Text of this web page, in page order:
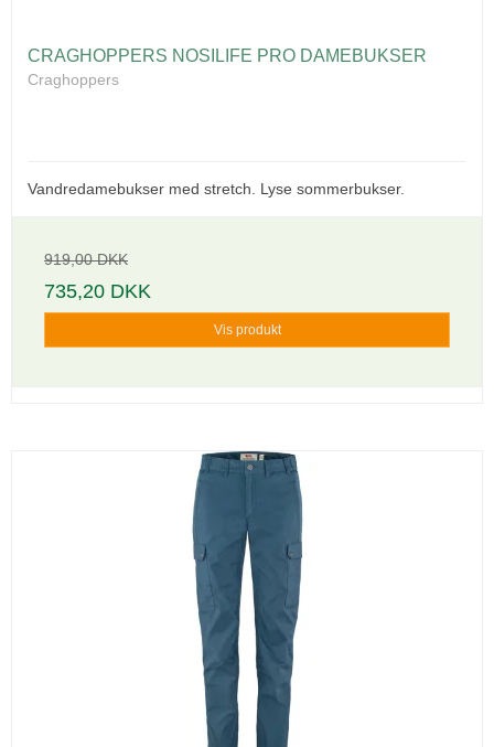
CRAGHOPPERS NOSILIFE PRO DAMEBUKSER
Craghoppers
Vandredamebukser med stretch. Lyse sommerbukser.
919,00 DKK
735,20 DKK
Vis produkt